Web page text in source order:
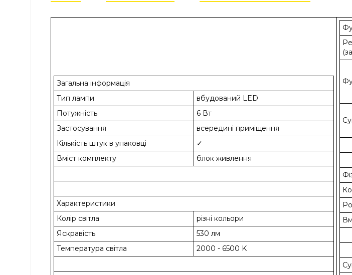
Загальна інформація
Тип лампи
вбудований LED
Потужність
6 Вт
Застосування
всередині приміщення
Кількість штук в упаковці
✓
Вміст комплекту
блок живлення
Характеристики
Колір світла
різні кольори
Яскравість
530 лм
Температура світла
2000 - 6500 K